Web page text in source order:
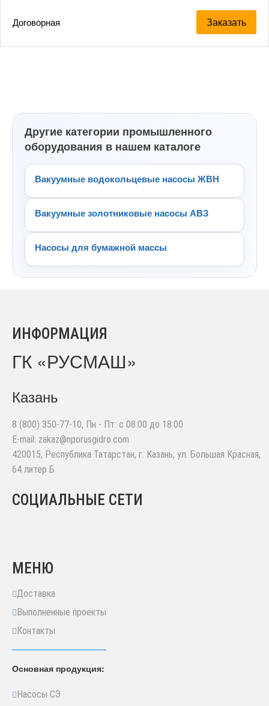
Договорная Заказать
Другие категории промышленного
оборудования в нашем каталоге
Вакуумные водокольцевые насосы ЖВН
Вакуумные золотниковые насосы АВЗ
Насосы для бумажной массы
ИНФОРМАЦИЯ
ГК «РУСМАШ»
Казань
8 (800) 350-77-10, Пн - Пт: с 08:00 до 18:00
E-mail: zakaz@nporusgidro.com
420015, Республика Татарстан, г. Казань, ул. Большая Красная,
64 литер Б
СОЦИАЛЬНЫЕ СЕТИ
МЕНЮ
Доставка
Выполненные проекты
Контакты
Основная продукция:
Насосы СЭ